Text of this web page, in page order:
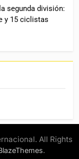
segunda división:
y 15 ciclistas
All Rights
.